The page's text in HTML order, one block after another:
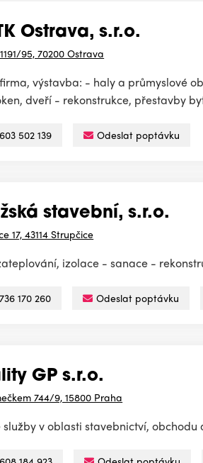
Ostrava, s.r.o.
95, 70200 Ostrava
výstavba: - haly a průmyslové
dveří - rekonstrukce, přestavby
502 139 Odeslat poptávku
stavební, s.r.o.
17, 43114 Strupčice
izolace - sanace -
170 260 Odeslat poptávku
GP s.r.o.
744/9, 15800 Praha
v oblasti stavebnictví, obchodu